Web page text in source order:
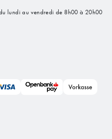
lundi au vendredi de 8h00 à 20h00